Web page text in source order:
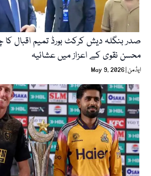
صدر بنگلہ دیش کرکٹ بورڈ تمیم اقبال
محسن نقوی کے اعزاز میں عشائیہ
ایڈمن May 9, 2026